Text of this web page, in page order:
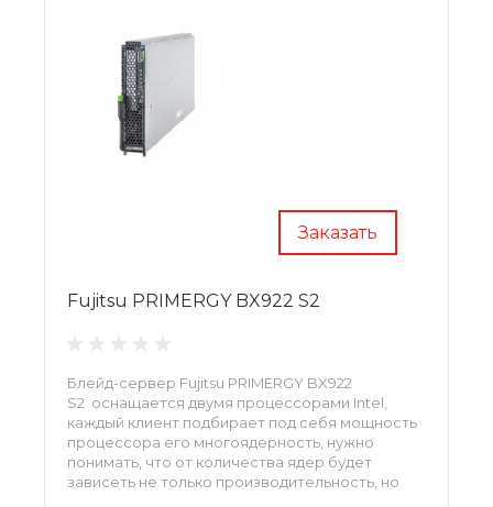
Заказать
Fujitsu PRIMERGY BX922 S2
Блейд-сервер Fujitsu PRIMERGY BX922
S2 оснащается двумя процессорами Intel,
каждый клиент подбирает под себя мощность
процессора его многоядерность, нужно
понимать, что от количества ядер будет
зависеть не только производительность, но